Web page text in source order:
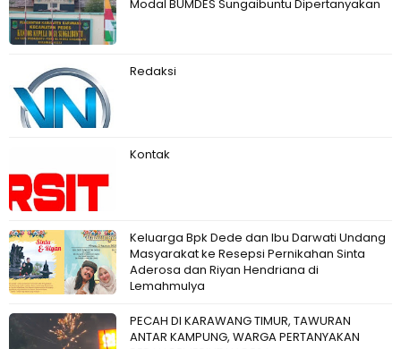
Modal BUMDES Sungaibuntu Dipertanyakan
Redaksi
Kontak
Keluarga Bpk Dede dan Ibu Darwati Undang
Masyarakat ke Resepsi Pernikahan Sinta
Aderosa dan Riyan Hendriana di
Lemahmulya
PECAH DI KARAWANG TIMUR, TAWURAN
ANTAR KAMPUNG, WARGA PERTANYAKAN